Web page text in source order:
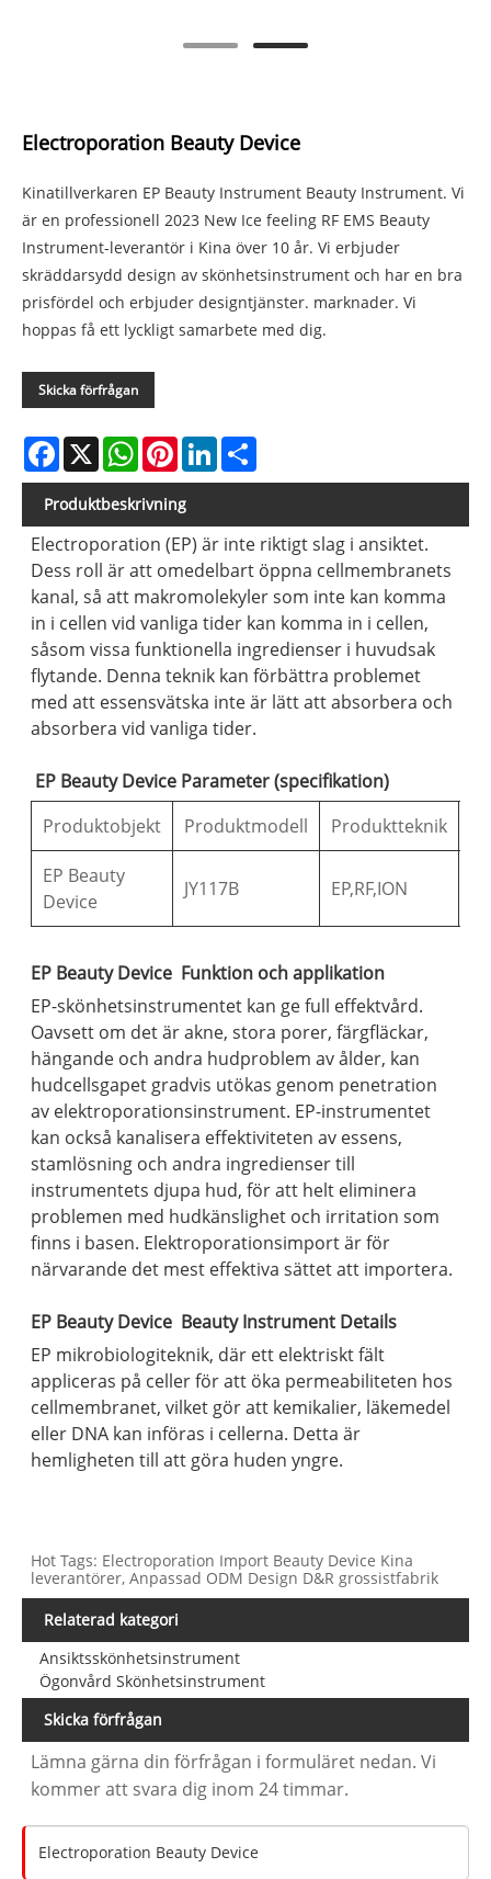
Electroporation Beauty Device
Kinatillverkaren EP Beauty Instrument Beauty Instrument. Vi
är en professionell 2023 New Ice feeling RF EMS Beauty
Instrument-leverantör i Kina över 10 år. Vi erbjuder
skräddarsydd design av skönhetsinstrument och har en bra
prisfördel och erbjuder designtjänster. marknader. Vi
hoppas få ett lyckligt samarbete med dig.
Skicka förfrågan
Facebook
X WhatsAppPinterestLinkedIn
Produktbeskrivning
Electroporation (EP) är inte riktigt slag i ansiktet.
Dess roll är att omedelbart öppna cellmembranets
kanal, så att makromolekyler som inte kan komma
in i cellen vid vanliga tider kan komma in i cellen,
såsom vissa funktionella ingredienser i huvudsak
flytande. Denna teknik kan förbättra problemet
med att essensvätska inte är lätt att absorbera och
absorbera vid vanliga tider.
EP Beauty Device Parameter (specifikation)
Produktobjekt
Produktmodell Produktteknik
EP Beauty
Device
JY117B EP,RF,ION
EP Beauty Device Funktion och applikation
EP-skönhetsinstrumentet kan ge full effektvård.
Oavsett om det är akne, stora porer, färgfläckar,
hängande och andra hudproblem av ålder, kan
hudcellsgapet gradvis utökas genom penetration
av elektroporationsinstrument. EP-instrumentet
kan också kanalisera effektiviteten av essens,
stamlösning och andra ingredienser till
instrumentets djupa hud, för att helt eliminera
problemen med hudkänslighet och irritation som
finns i basen. Elektroporationsimport är för
närvarande det mest effektiva sättet att importera.
EP Beauty Device Beauty Instrument Details
EP mikrobiologiteknik, där ett elektriskt fält
appliceras på celler för att öka permeabiliteten hos
cellmembranet, vilket gör att kemikalier, läkemedel
eller DNA kan införas i cellerna. Detta är
hemligheten till att göra huden yngre.
Hot Tags: Electroporation Import Beauty Device Kina
leverantörer, Anpassad ODM Design D&R grossistfabrik
Relaterad kategori
Ansiktsskönhetsinstrument
Ögonvård Skönhetsinstrument
Skicka förfrågan
Lämna gärna din förfrågan i formuläret nedan. Vi
kommer att svara dig inom 24 timmar.